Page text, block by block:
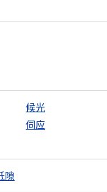
候光
伺应
隙